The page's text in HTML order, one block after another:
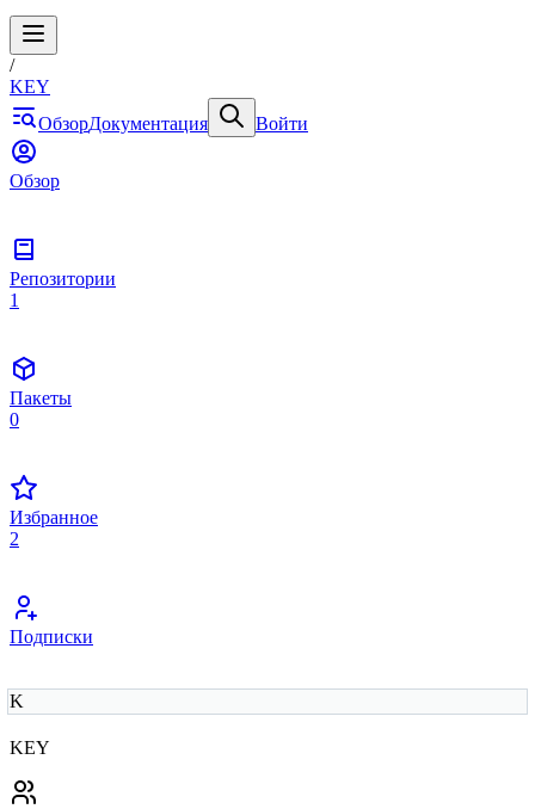
/
KEY
ОбзорДокументация Войти
Обзор
Репозитории
1
Пакеты
0
Избранное
2
Подписки
K
KEY